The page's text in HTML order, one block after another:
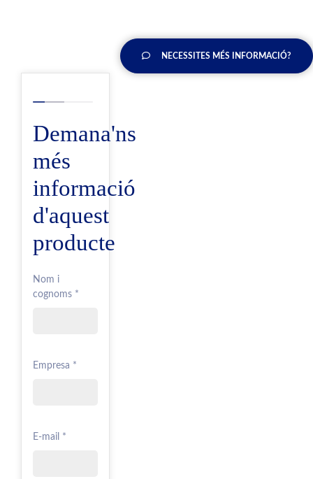
NECESSITES MÉS INFORMACIÓ?
Demana'ns
més
informació
d'aquest
producte
Nom i
cognoms *
Empresa *
E-mail *